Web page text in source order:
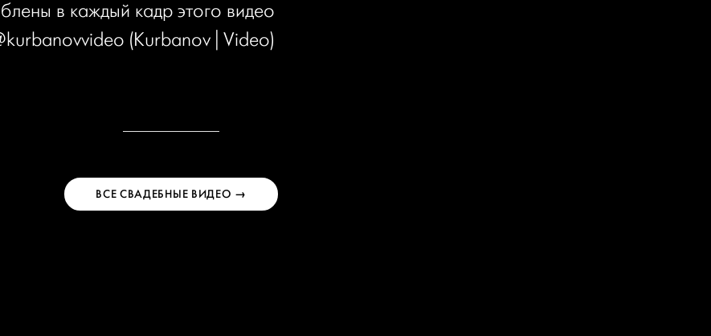
в каждый кадр этого видео
(Kurbanov | Video)
ВСЕ СВАДЕБНЫЕ ВИДЕО →